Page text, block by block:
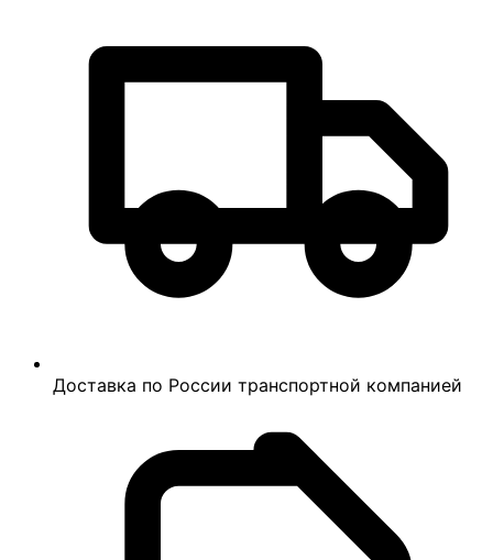
Доставка по России транспортной компанией